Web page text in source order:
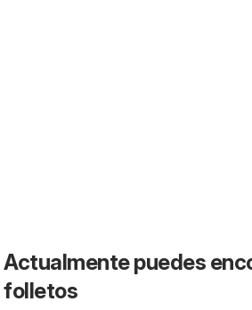
Actualmente puedes
folletos